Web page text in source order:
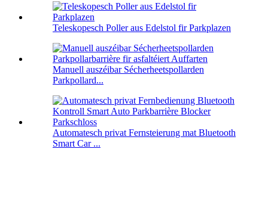
Teleskopesch Poller aus Edelstol fir Parkplazen
Manuell auszéibar Sécherheetspollarden
Parkpollard...
Automatesch privat Fernsteierung mat Bluetooth
Smart Car ...